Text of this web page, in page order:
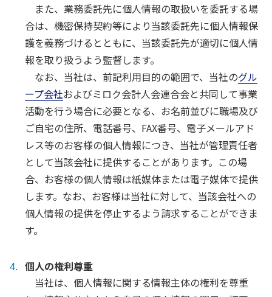
また、業務委託先に個人情報の取扱いを委託する場
合は、機密保持契約等により当該委託先に個人情報保
護を義務づけるとともに、当該委託先が適切に個人情
報を取り扱うよう監督します。
なお、当社は、前記利用目的の範囲で、当社のグル
ープ会社およびミロク会計人会連合会と共同して事業
活動を行う場合に必要となる、お名前並びに職場及び
ご自宅の住所、電話番号、FAX番号、電子メールアド
レス等のお客様の個人情報につき、当社が管理責任者
として当該会社に提供することがあります。この場
合、お客様の個人情報は紙媒体または電子媒体で提供
します。なお、お客様は当社に対して、当該会社への
個人情報の提供を停止するよう請求することができま
す。
個人の権利尊重
当社は、個人情報に関する情報主体の権利を尊重